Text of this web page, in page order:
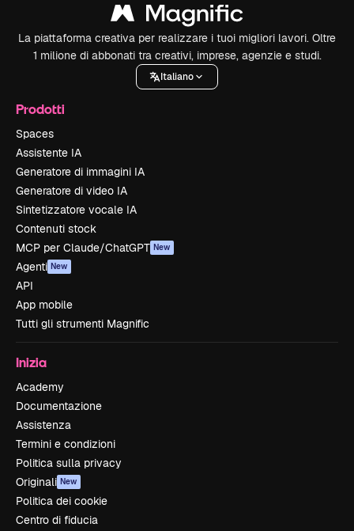
La piattaforma creativa per realizzare i tuoi migliori lavori. Oltre
1 milione di abbonati tra creativi, imprese, agenzie e studi.
Italiano
Prodotti
Spaces
Assistente IA
Generatore di immagini IA
Generatore di video IA
Sintetizzatore vocale IA
Contenuti stock
MCP per Claude/ChatGPT New
Agenti New
API
App mobile
Tutti gli strumenti Magnific
Inizia
Academy
Documentazione
Assistenza
Termini e condizioni
Politica sulla privacy
Originali New
Politica dei cookie
Centro di fiducia